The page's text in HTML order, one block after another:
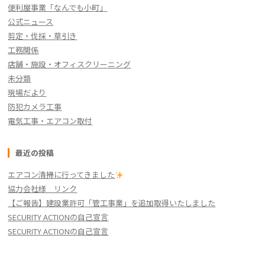
便利屋事業「なんでも小町」
公式ニュース
剪定・伐採・草引き
工務関係
店舗・施設・オフィスクリーニング
未分類
現場だより
防犯カメラ工事
電気工事・エアコン取付
最近の投稿
エアコン清掃に行ってきました
協力会社様 リンク
【ご報告】建設業許可「管工事業」を追加取得いたしました
SECURITY ACTIONの自己宣言
SECURITY ACTIONの自己宣言